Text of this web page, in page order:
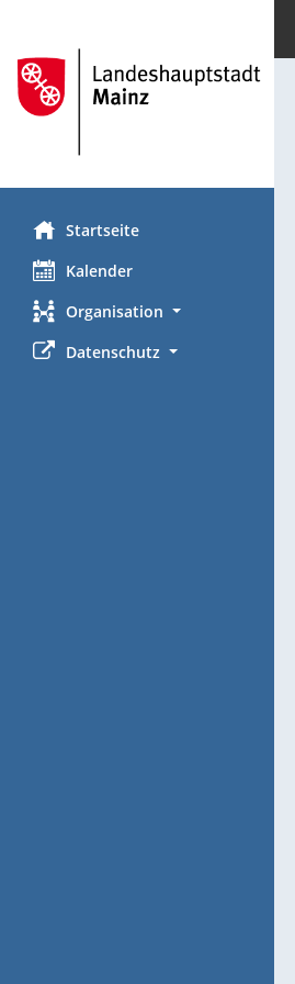
Startseite
Kalender
Organisation
Datenschutz